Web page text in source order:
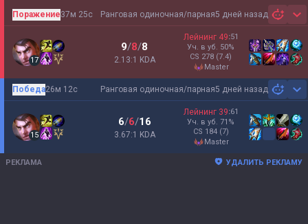
Ранговая одиночная/парная5 дней назад
Поражение37м 25с
17
9/8/8
2.13:1 KDA
Лейнинг 49:51
Уч. в уб. 50%
CS 278 (7.4)
master
Ранговая одиночная/парная5 дней назад
Победа26м 12с
15
6/6/16
3.67:1 KDA
Лейнинг 39:61
Уч. в уб. 71 %
CS 184 (7)
master
РЕКЛАМА УДАЛИТЬ РЕКЛАМУ